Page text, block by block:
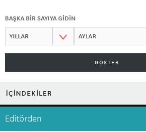
BAŞKA BİR SAYIYA GİDİN
GÖSTER
İÇİNDEKİLER
Editörden